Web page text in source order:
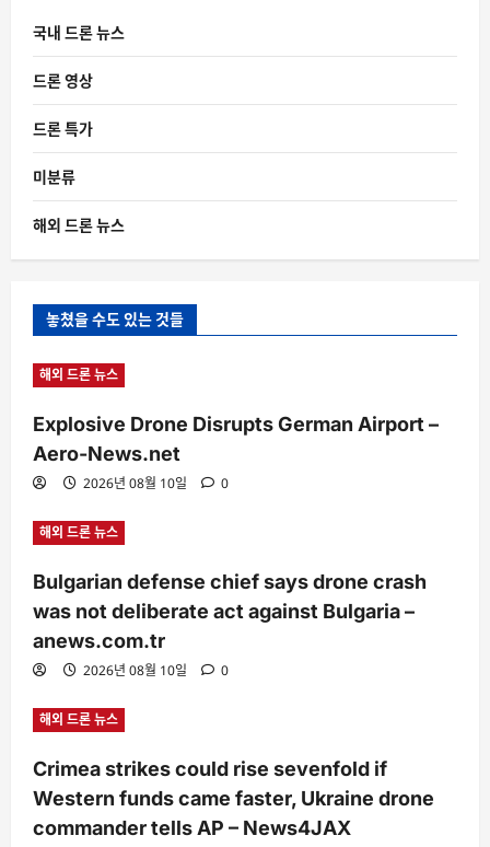
국내 드론 뉴스
드론 영상
드론 특가
미분류
해외 드론 뉴스
놓쳤을 수도 있는 것들
해외 드론 뉴스
Explosive Drone Disrupts German Airport –
Aero-News.net
2026년 08월 10일 0
해외 드론 뉴스
Bulgarian defense chief says drone crash
was not deliberate act against Bulgaria –
anews.com.tr
2026년 08월 10일 0
해외 드론 뉴스
Crimea strikes could rise sevenfold if
Western funds came faster, Ukraine drone
commander tells AP – News4JAX